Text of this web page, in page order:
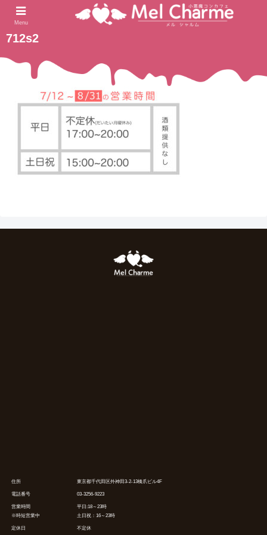
ホーム
712s2
2021.08.01
住所 東京都千代田区外神田3-2-13橋爪ビル4F
電話番号 03-3256-9223
営業時間
※時短営業中
平日:18～23時
土日祝：16～23時
定休日 不定休
Menu